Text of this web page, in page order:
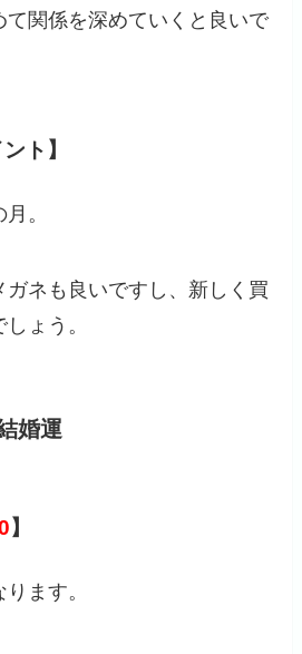
て関係を深めていくと良いで
ト】
。
ネも良いですし、新しく買
ょう。
婚運
】
ます。